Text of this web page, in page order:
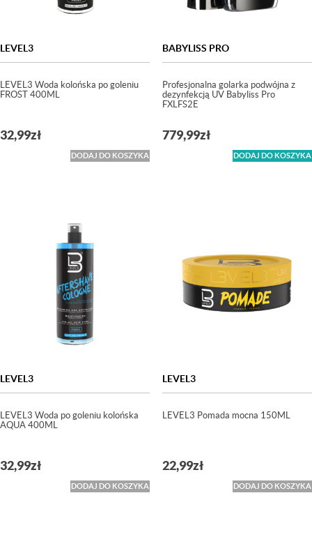
LEVEL3
LEVEL3 Woda kolońska po goleniu
FROST 400ML
32,99zł
DODAJ DO KOSZYKA
BABYLISS PRO
Profesjonalna golarka podwójna z
dezynfekcją UV Babyliss Pro
FXLFS2E
779,99zł
DODAJ DO KOSZYKA
LEVEL3
LEVEL3 Woda po goleniu kolońska
AQUA 400ML
32,99zł
DODAJ DO KOSZYKA
LEVEL3
LEVEL3 Pomada mocna 150ML
22,99zł
DODAJ DO KOSZYKA